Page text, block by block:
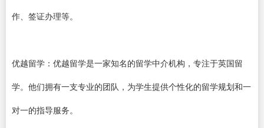
作、签证办理等。
优越留学：优越留学是一家知名的留学中介机构，专注于英国留
学。他们拥有一支专业的团队，为学生提供个性化的留学规划和一
对一的指导服务。